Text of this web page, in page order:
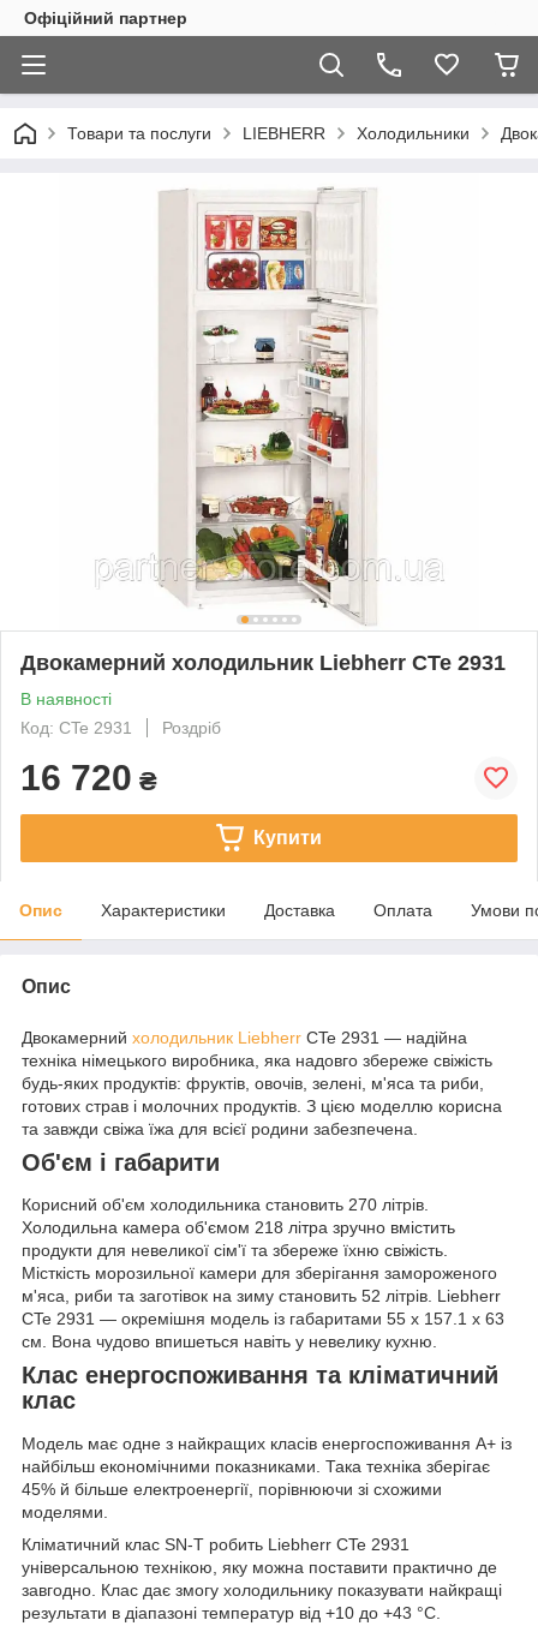
Офіційний партнер
Товари та послуги LIEBHERR Холодильники
Двокамерний холодильник Liebherr CTe 2931
В наявності
Код: CTe 2931
Роздріб
16 720 ₴
Купити
Опис Характеристики Доставка Оплата Умови
Опис
Двокамерний холодильник Liebherr CTe 2931 — надійна
техніка німецького виробника, яка надовго збереже свіжість
будь-яких продуктів: фруктів, овочів, зелені, м'яса та риби,
готових страв і молочних продуктів. З цією моделлю корисна
та завжди свіжа їжа для всієї родини забезпечена.
Об'єм і габарити
Корисний об'єм холодильника становить 270 літрів.
Холодильна камера об'ємом 218 літра зручно вмістить
продукти для невеликої сім'ї та збереже їхню свіжість.
Місткість морозильної камери для зберігання замороженого
м'яса, риби та заготівок на зиму становить 52 літрів. Liebherr
CTe 2931 — окремішня модель із габаритами 55 x 157.1 x 63
см. Вона чудово впишеться навіть у невелику кухню.
Клас енергоспоживання та кліматичний
клас
Модель має одне з найкращих класів енергоспоживання А+ із
найбільш економічними показниками. Така техніка зберігає
45% й більше електроенергії, порівнюючи зі схожими
моделями.
Кліматичний клас SN-T робить Liebherr CTe 2931
універсальною технікою, яку можна поставити практично де
завгодно. Клас дає змогу холодильнику показувати найкращі
результати в діапазоні температур від +10 до +43 °C.